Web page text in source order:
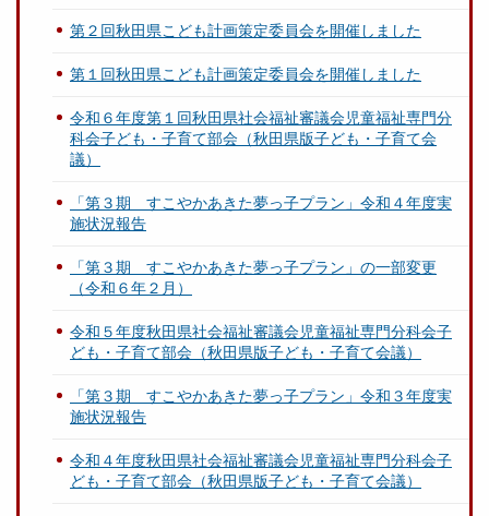
第２回秋田県こども計画策定委員会を開催しました
第１回秋田県こども計画策定委員会を開催しました
令和６年度第１回秋田県社会福祉審議会児童福祉専門分
科会子ども・子育て部会（秋田県版子ども・子育て会
議）
「第３期 すこやかあきた夢っ子プラン」令和４年度実
施状況報告
「第３期 すこやかあきた夢っ子プラン」の一部変更
（令和６年２月）
令和５年度秋田県社会福祉審議会児童福祉専門分科会子
ども・子育て部会（秋田県版子ども・子育て会議）
「第３期 すこやかあきた夢っ子プラン」令和３年度実
施状況報告
令和４年度秋田県社会福祉審議会児童福祉専門分科会子
ども・子育て部会（秋田県版子ども・子育て会議）